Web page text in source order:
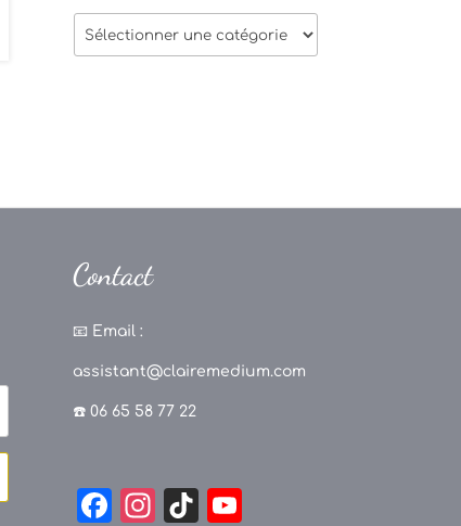
Thèmes
des
Contact
📧 Email :
assistant@clairemedium.com
☎️ 06 65 58 77 22
F
In
Ti